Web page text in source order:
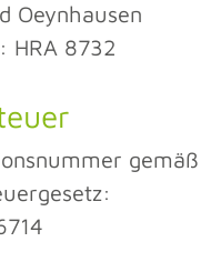
Oeynhausen
HRA 8732
gemäß